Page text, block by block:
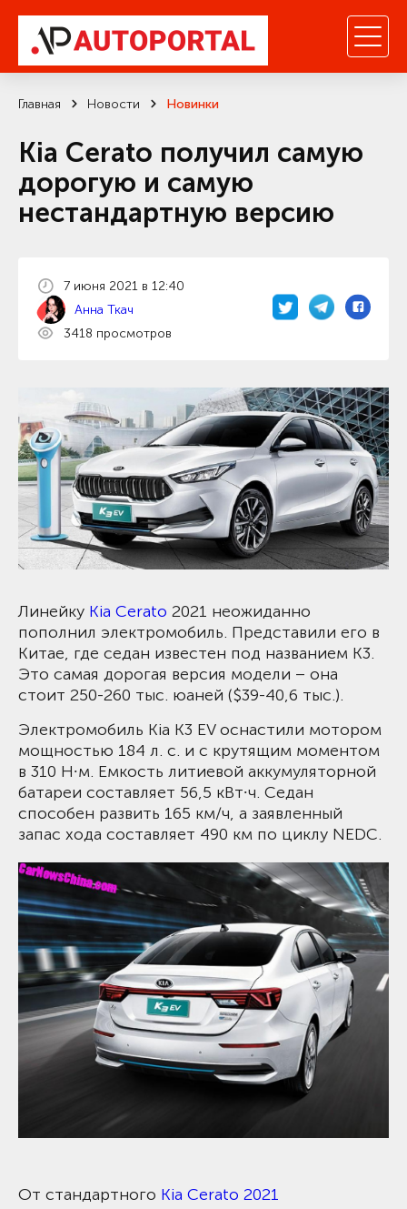
Главная Новости Новинки
Kia Cerato получил самую
дорогую и самую
нестандартную версию
7 июня 2021 в 12:40
Анна Ткач
3418 просмотров
Линейку Kia Cerato 2021 неожиданно
пополнил электромобиль. Представили его в
Китае, где седан известен под названием K3.
Это самая дорогая версия модели – она
стоит 250-260 тыс. юаней ($39-40,6 тыс.).
Электромобиль Kia K3 EV оснастили мотором
мощностью 184 л. с. и с крутящим моментом
в 310 Н∙м. Емкость литиевой аккумуляторной
батареи составляет 56,5 кВт∙ч. Седан
способен развить 165 км/ч, а заявленный
запас хода составляет 490 км по циклу NEDC.
От стандартного Kia Cerato 2021